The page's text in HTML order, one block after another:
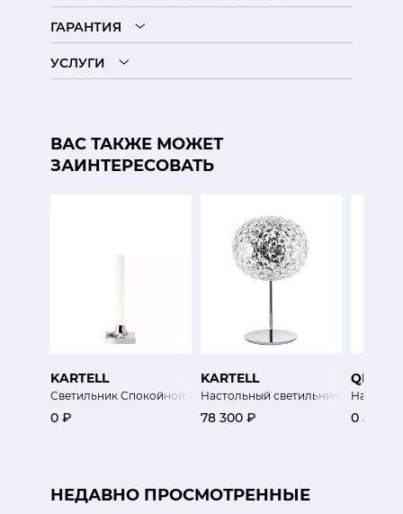
ГАРАНТИЯ
УСЛУГИ
ВАС ТАКЖЕ МОЖЕТ
ЗАИНТЕРЕСОВАТЬ
KARTELL
Светильник Спокойной ночи
0 ₽
KARTELL
Настольный светильник Планета
78 300 ₽ 0 ₽
НЕДАВНО ПРОСМОТРЕННЫЕ